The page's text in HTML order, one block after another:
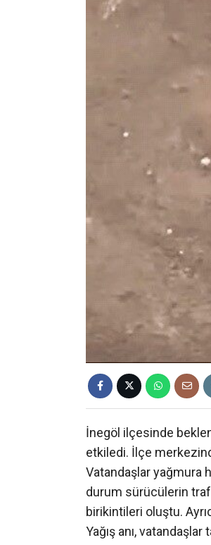
İnegöl ilçesinde
etkiledi. İlçe
Vatandaşlar yağmura
durum sürücülerin
birikintileri oluştu.
Yağış anı,